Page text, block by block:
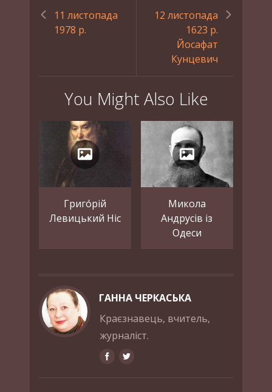
11 листопада
1978 р.
12 листопада
1623 р.
Йосафат
Кунцевич
You Might Also Like
Григо́рій
Левицький Ніс
Микола
Андрусів із
Одеси
ГАННА ЧЕРКАСЬКА
Краєзнавець, вчитель,
журналіст.